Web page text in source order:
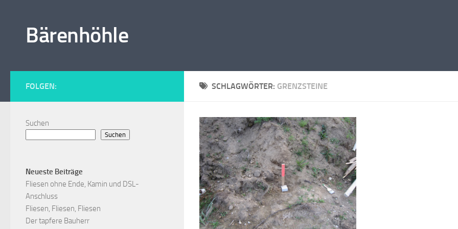
Bärenhöhle
SCHLAGWÖRTER: GRENZSTEINE
FOLGEN:
Suchen
Suchen
Neueste Beiträge
Fliesen ohne Ende, Kamin und DSL-
Anschluss
Fliesen, Fliesen, Fliesen
Der tapfere Bauherr